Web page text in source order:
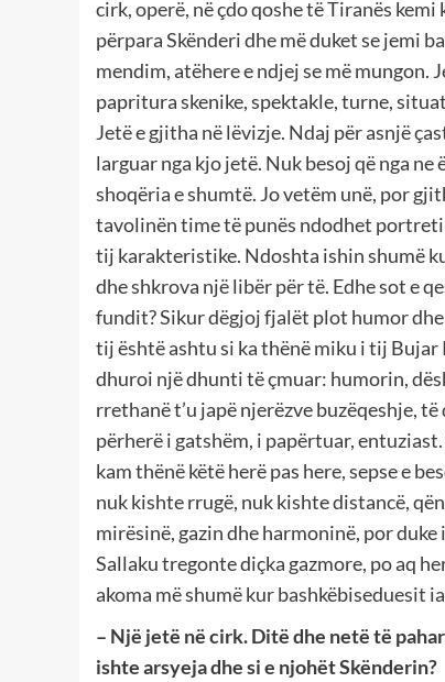
cirk, operë, në çdo qoshe të Tiranës
përpara Skënderi dhe më duket se jemi
mendim, atëhere e ndjej se më mungon.
papritura skenike, spektakle, turne,
Jetë e gjitha në lëvizje. Ndaj për asnjë
larguar nga kjo jetë. Nuk besoj që nga
shoqëria e shumtë. Jo vetëm unë, por
tavolinën time të punës ndodhet portreti
tij karakteristike. Ndoshta ishin shumë
dhe shkrova një libër për të. Edhe sot e
fundit? Sikur dëgjoj fjalët plot humor
tij është ashtu si ka thënë miku i tij
dhuroi një dhunti të çmuar: humorin,
rrethanë t’u japë njerëzve buzëqeshje,
përherë i gatshëm, i papërtuar,
kam thënë këtë herë pas here, sepse e
nuk kishte rrugë, nuk kishte distancë,
mirësinë, gazin dhe harmoninë, por
Sallaku tregonte diçka gazmore, po aq
akoma më shumë kur bashkëbiseduesit
– Një jetë në cirk. Ditë dhe netë të
ishte arsyeja dhe si e njohët Skënderin?